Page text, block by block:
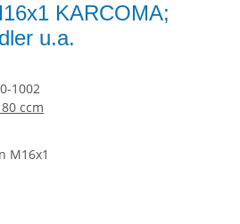
KARCOMA;
u.a.
1002
ccm
M16x1